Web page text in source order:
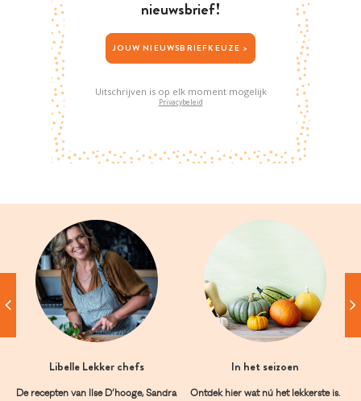
nieuwsbrief!
JOUW NIEUWSBRIEFKEUZE >
Uitschrijven is op elk moment mogelijk
Privacybeleid
Libelle Lekker chefs
De recepten van Ilse D’hooge, Sandra
In het seizoen
Ontdek hier wat nú het lekkerste is.